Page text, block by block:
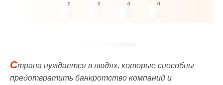
0 0 0 0
Страна нуждается в людях, которые способны
предотвратить банкротство компаний и